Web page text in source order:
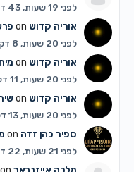
לפני 19 שעות, 43 דקות
אוריה קדושon
לפני 20 שעות, 8 דקות
אוריה קדושon
לפני 20 שעות, 11 דקות
אוריה קדושon
לפני 20 שעות, 13 דקות
ספיר כהן זדהon
לפני 21 שעות, 22 דקות